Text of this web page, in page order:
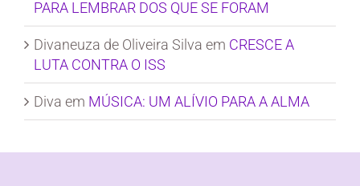
PARA LEMBRAR DOS QUE SE FORAM
Divaneuza de Oliveira Silva em CRESCE A
LUTA CONTRA O ISS
Diva em MÚSICA: UM ALÍVIO PARA A ALMA